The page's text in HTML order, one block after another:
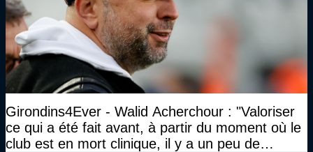
Girondins4Ever - Walid Acherchour : "Valoriser
ce qui a été fait avant, à partir du moment où le
club est en mort clinique, il y a un peu de